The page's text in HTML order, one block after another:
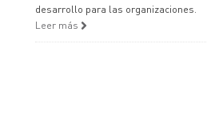
desarrollo para las organizaciones.
Leer más